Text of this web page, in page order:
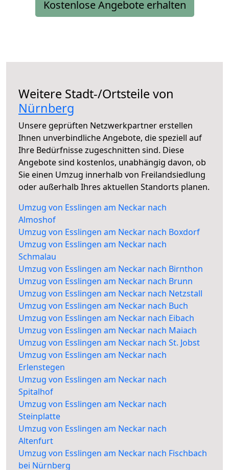
Kostenlose Angebote erhalten
Weitere Stadt-/Ortsteile von
Nürnberg
Unsere geprüften Netzwerkpartner erstellen
Ihnen unverbindliche Angebote, die speziell auf
Ihre Bedürfnisse zugeschnitten sind. Diese
Angebote sind kostenlos, unabhängig davon, ob
Sie einen Umzug innerhalb von Freilandsiedlung
oder außerhalb Ihres aktuellen Standorts planen.
Umzug von Esslingen am Neckar nach
Almoshof
Umzug von Esslingen am Neckar nach Boxdorf
Umzug von Esslingen am Neckar nach
Schmalau
Umzug von Esslingen am Neckar nach Birnthon
Umzug von Esslingen am Neckar nach Brunn
Umzug von Esslingen am Neckar nach Netzstall
Umzug von Esslingen am Neckar nach Buch
Umzug von Esslingen am Neckar nach Eibach
Umzug von Esslingen am Neckar nach Maiach
Umzug von Esslingen am Neckar nach St. Jobst
Umzug von Esslingen am Neckar nach
Erlenstegen
Umzug von Esslingen am Neckar nach
Spitalhof
Umzug von Esslingen am Neckar nach
Steinplatte
Umzug von Esslingen am Neckar nach
Altenfurt
Umzug von Esslingen am Neckar nach Fischbach
bei Nürnberg